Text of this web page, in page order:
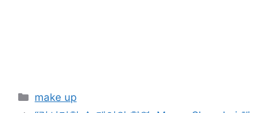
Categories
make up